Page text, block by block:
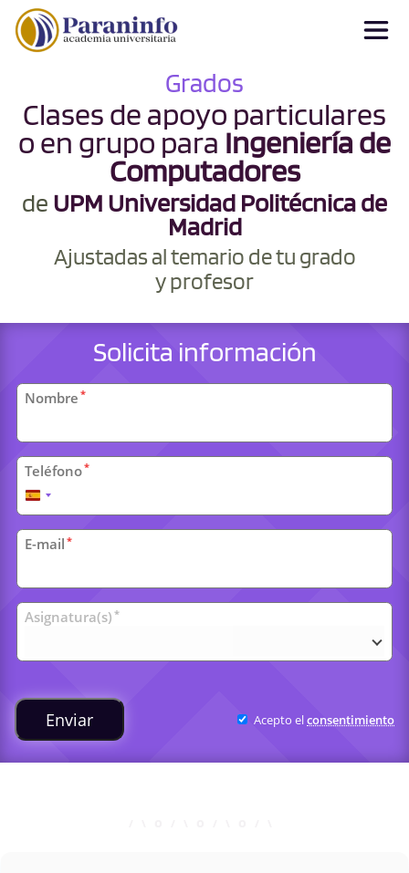
Grados
Clases de apoyo particulares
o en grupo para Ingeniería de
Computadores
de UPM Universidad Politécnica de
Madrid
Ajustadas al temario de tu grado
y profesor
Solicita información
Datos
personales
Nombre *
Teléfono*
España
+34
E-mail *
Clases
universitarias
Asignatura(s) *
Enviar Acepto elconsentimiento